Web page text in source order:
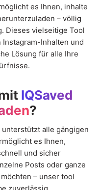
es Ihnen, inhalte
– völlig
Dieses vielseitige Tool
Inhalten und
Lösung für alle Ihre
IQSaved
?
alle gängigen
es Ihnen,
und sicher
Posts oder ganze
– unser tool